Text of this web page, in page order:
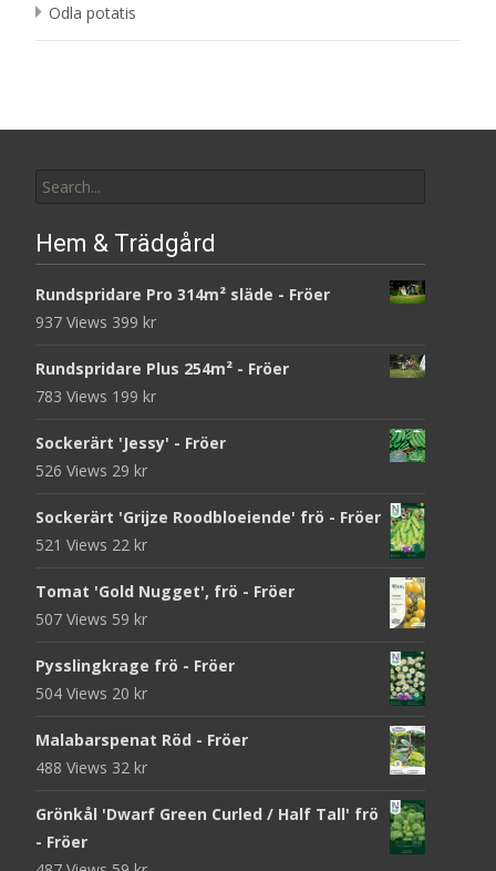
Odla potatis
for:
Hem & Trädgård
Rundspridare Pro 314m² släde - Fröer
937 Views 399 kr
Rundspridare Plus 254m² - Fröer
783 Views 199 kr
Sockerärt 'Jessy' - Fröer
526 Views 29 kr
Sockerärt 'Grijze Roodbloeiende' frö - Fröer
521 Views 22 kr
Tomat 'Gold Nugget', frö - Fröer
507 Views 59 kr
Pysslingkrage frö - Fröer
504 Views 20 kr
Malabarspenat Röd - Fröer
488 Views 32 kr
Grönkål 'Dwarf Green Curled / Half Tall' frö
- Fröer